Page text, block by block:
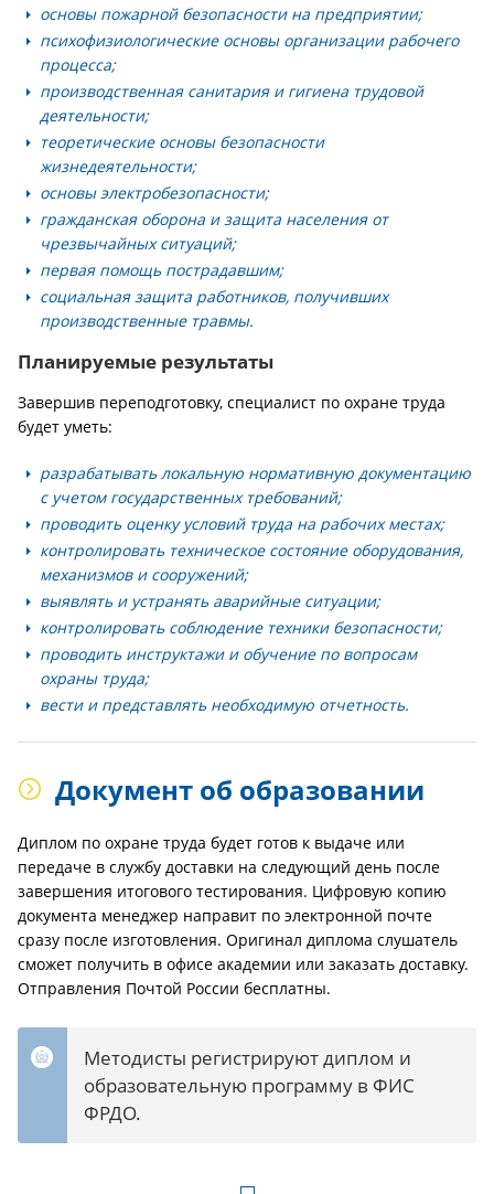
основы пожарной безопасности на предприятии;
психофизиологические основы организации рабочего
процесса;
производственная санитария и гигиена трудовой
деятельности;
теоретические основы безопасности
жизнедеятельности;
основы электробезопасности;
гражданская оборона и защита населения от
чрезвычайных ситуаций;
первая помощь пострадавшим;
социальная защита работников, получивших
производственные травмы.
Планируемые результаты
Завершив переподготовку, специалист по охране труда
будет уметь:
разрабатывать локальную нормативную документацию
с учетом государственных требований;
проводить оценку условий труда на рабочих местах;
контролировать техническое состояние оборудования,
механизмов и сооружений;
выявлять и устранять аварийные ситуации;
контролировать соблюдение техники безопасности;
проводить инструктажи и обучение по вопросам
охраны труда;
вести и представлять необходимую отчетность.
Документ об образовании
Диплом по охране труда будет готов к выдаче или
передаче в службу доставки на следующий день после
завершения итогового тестирования. Цифровую копию
документа менеджер направит по электронной почте
сразу после изготовления. Оригинал диплома слушатель
сможет получить в офисе академии или заказать доставку.
Отправления Почтой России бесплатны.
Методисты регистрируют диплом и
образовательную программу в ФИС
ФРДО.